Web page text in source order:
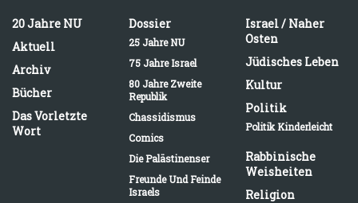
20 Jahre NU
Aktuell
Archiv
Bücher
Das Vorletzte
Wort
Dossier
25 Jahre NU
75 Jahre Israel
80 Jahre Zweite
Republik
Chassidismus
Comics
Die Palästinenser
Freunde Und Feinde
Israels
Israel / Naher
Osten
Jüdisches Leben
Kultur
Politik
Politik Kinderleicht
Rabbinische
Weisheiten
Religion